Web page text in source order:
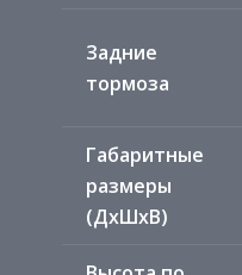
Задние
тормоза
Габаритные
размеры
(ДхШхВ)